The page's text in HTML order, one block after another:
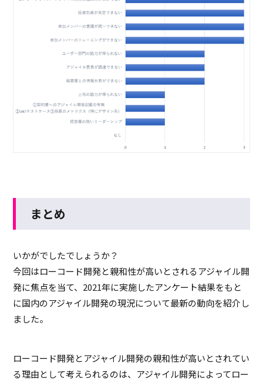
まとめ
いかがでしたでしょうか？
今回はローコード開発と親和性が高いとされるアジャイル開
発に焦点を当て、2021年に実施したアンケート結果をもと
に国内のアジャイル開発の現況について最新の動向を紹介し
ました。
ローコード開発とアジャイル開発の親和性が高いとされてい
る理由として考えられるのは、アジャイル開発によってロー